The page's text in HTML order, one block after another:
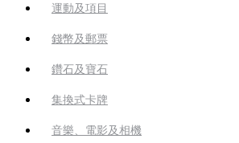
運動及項目
錢幣及郵票
鑽石及寶石
集換式卡牌
音樂、電影及相機